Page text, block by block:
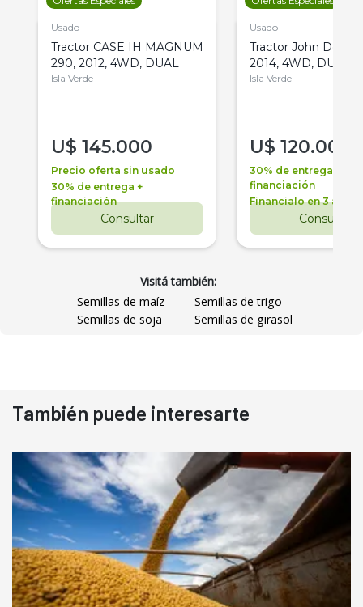
Usado
Tractor CASE IH MAGNUM
290, 2012, 4WD, DUAL
Isla Verde
U$ 145.000
Precio oferta sin usado
30% de entrega +
financiación
Consultar
Usado
Tractor John Deere
2014, 4WD, DUAL
Isla Verde
U$ 120.000
30% de entrega +
financiación
Financialo en 3 años
Consultar
Visitá también:
Semillas de maíz
Semillas de trigo
Semillas de soja
Semillas de girasol
También puede interesarte